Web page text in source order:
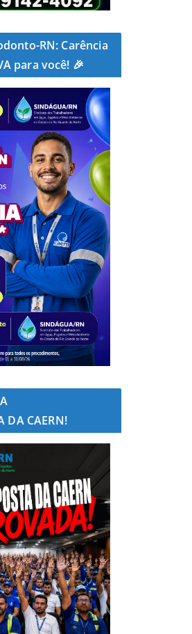
RN: Carência
para você! 🎉
DA CAERN!